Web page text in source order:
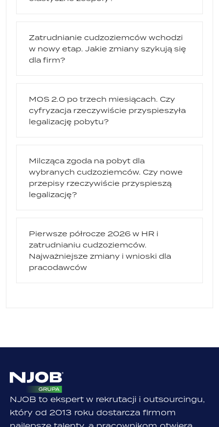
Zatrudnianie cudzoziemców wchodzi
w nowy etap. Jakie zmiany szykują się
dla firm?
MOS 2.0 po trzech miesiącach. Czy
cyfryzacja rzeczywiście przyspieszyła
legalizację pobytu?
Milcząca zgoda na pobyt dla
wybranych cudzoziemców. Czy nowe
przepisy rzeczywiście przyspieszą
legalizację?
Pierwsze półrocze 2026 w HR i
zatrudnianiu cudzoziemców.
Najważniejsze zmiany i wnioski dla
pracodawców
NJOB to ekspert w rekrutacji i outsourcingu,
który od 2013 roku dostarcza firmom